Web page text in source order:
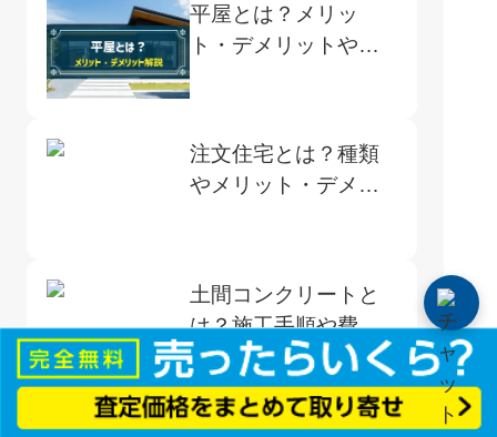
平屋とは？メリッ
ト・デメリットや成
功する家づくりのポ
イントを紹介
注文住宅とは？種類
やメリット・デメリ
土間コンクリートと
は？施工手順や費用
の目安、メリットと
デメリットを解説